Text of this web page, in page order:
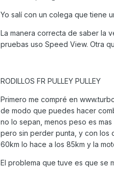
Yo salí con un colega que tiene
La manera correcta de saber la
pruebas uso Speed View. Otra
RODILLOS FR PULLEY PULLEY
Primero me compré en
de modo que puedes hacer
no lo sepan, menos peso es
pero sin perder punta, y con los
60km lo hace a los 85km y la
El problema que tuve es que se